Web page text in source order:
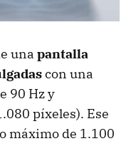
una pantalla
con una
90 Hz y
píxeles). Ese
máximo de 1.100